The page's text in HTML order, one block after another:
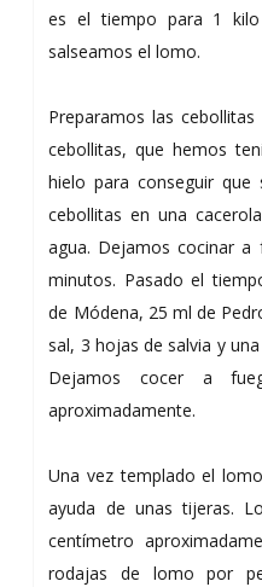
es el tiempo para 1
salseamos el lomo.
Preparamos las
cebollitas, que hemos
hielo para conseguir que
cebollitas en una
agua. Dejamos cocinar
minutos. Pasado el
de Módena, 25 ml de
sal, 3 hojas de salvia y
Dejamos cocer a
aproximadamente.
Una vez templado el
ayuda de unas tijeras.
centímetro
rodajas de lomo por